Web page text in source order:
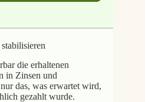
die erhaltenen
in Zinsen und
das, was erwartet wird,
gezahlt wurde.